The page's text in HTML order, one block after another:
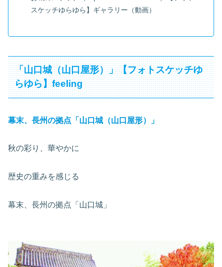
スケッチゆらゆら】ギャラリー（動画）
「山口城（山口屋形）」【フォトスケッチゆ
らゆら】feeling
幕末、長州の拠点「山口城（山口屋形）」
秋の彩り、華やかに
歴史の重みを感じる
幕末、長州の拠点「山口城」